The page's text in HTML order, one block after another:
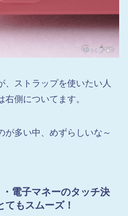
、ストラップを使いたい人
側についてます。
が多い中、めずらしいな～
電子マネーのタッチ決
もスムーズ！